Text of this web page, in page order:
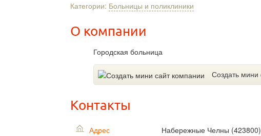
Категории: Больницы и поликлиники
О компании
Городская больница
Создать мини
Контакты
Адрес Набережные Челны (423800